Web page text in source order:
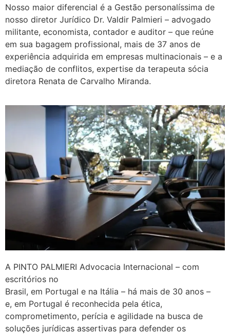
Nosso maior diferencial é a Gestão personalíssima de
nosso diretor Jurídico Dr. Valdir Palmieri – advogado
militante, economista, contador e auditor – que reúne
em sua bagagem profissional, mais de 37 anos de
experiência adquirida em empresas multinacionais – e a
mediação de conflitos, expertise da terapeuta sócia
diretora Renata de Carvalho Miranda.
A PINTO PALMIERI Advocacia Internacional – com
escritórios no
Brasil, em Portugal e na Itália – há mais de 30 anos –
e, em Portugal é reconhecida pela ética,
comprometimento, perícia e agilidade na busca de
soluções jurídicas assertivas para defender os